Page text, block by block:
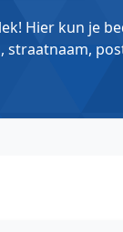
Hier kun je